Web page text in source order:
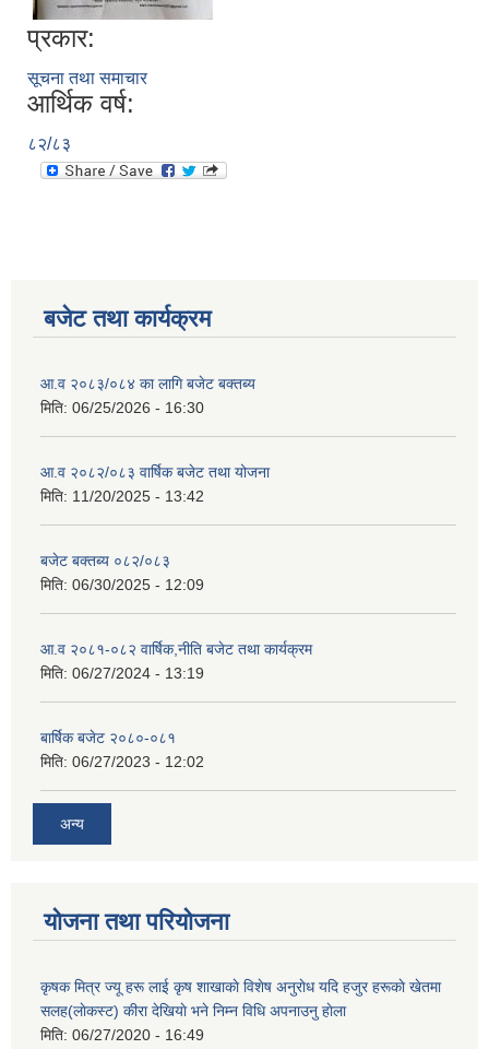
प्रकार:
सूचना तथा समाचार
आर्थिक वर्ष:
८२/८३
बजेट तथा कार्यक्रम
आ.व २०८३/०८४ का लागि बजेट बक्तब्य
मिति: 06/25/2026 - 16:30
आ.व २०८२/०८३ वार्षिक बजेट तथा योजना
मिति: 11/20/2025 - 13:42
बजेट बक्तब्य ०८२/०८३
मिति: 06/30/2025 - 12:09
आ.व २०८१-०८२ वार्षिक,नीति बजेट तथा कार्यक्रम
मिति: 06/27/2024 - 13:19
बार्षिक बजेट २०८०-०८१
मिति: 06/27/2023 - 12:02
अन्य
योजना तथा परियोजना
कृषक मित्र ज्यू हरू लाई कृष शाखाकाे विशेष अनुराेध यदि हजुर हरूकाे खेतमा
सलह(लाेकस्ट) कीरा देखियाे भने निम्न विधि अपनाउनु हाेला
मिति: 06/27/2020 - 16:49